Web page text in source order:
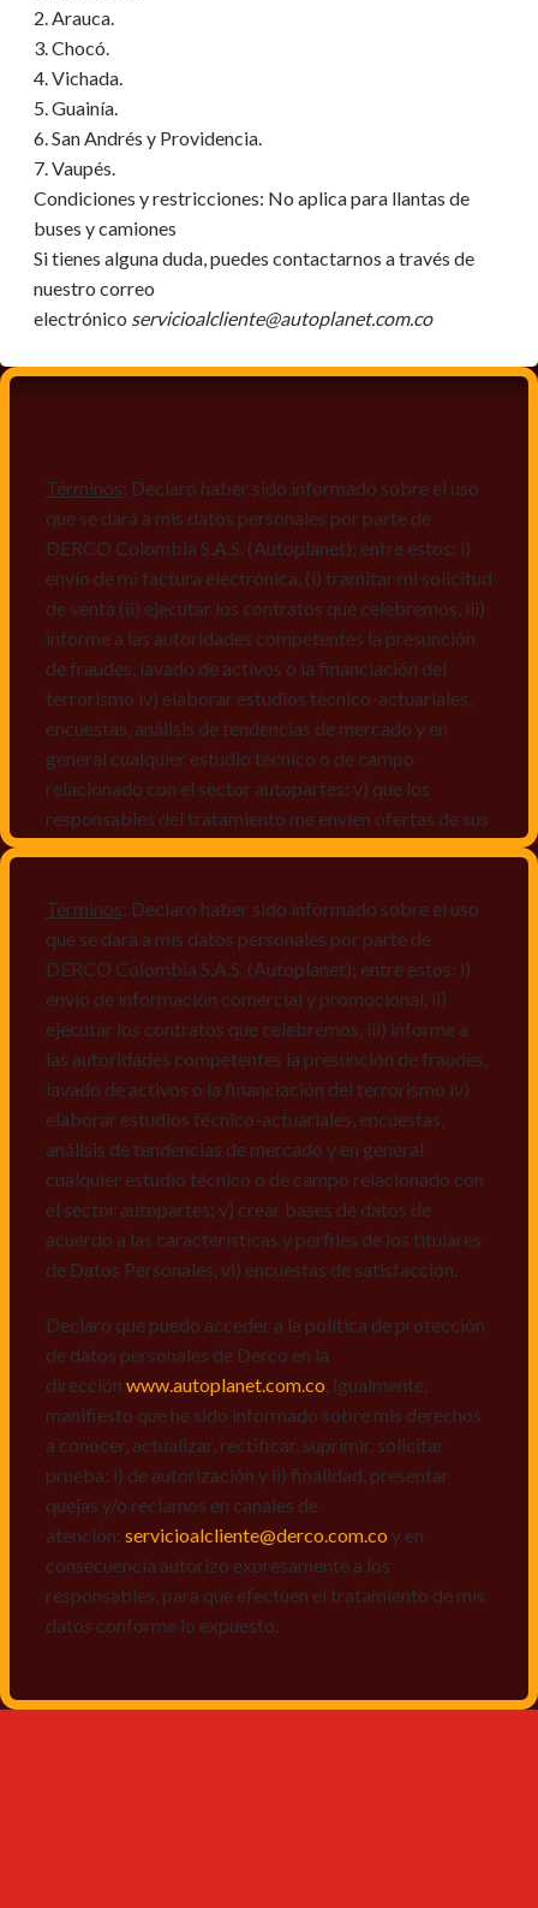
2. Arauca.
3. Chocó.
4. Vichada.
5. Guainía.
6. San Andrés y Providencia.
7. Vaupés.
Condiciones y restricciones: No aplica para llantas de
buses y camiones
Si tienes alguna duda, puedes contactarnos a través de
nuestro correo
electrónico servicioalcliente@autoplanet.com.co
Términos: Declaro haber sido informado sobre el uso
que se dará a mis datos personales por parte de
DERCO Colombia S.A.S. (Autoplanet); entre estos: i)
envío de mi factura electrónica, (i) tramitar mi solicitud
de venta (ii) ejecutar los contratos que celebremos, iii)
informe a las autoridades competentes la presunción
de fraudes, lavado de activos o la financiación del
terrorismo iv) elaborar estudios técnico-actuariales,
encuestas, análisis de tendencias de mercado y en
general cualquier estudio técnico o de campo
relacionado con el sector autopartes; v) que los
responsables del tratamiento me envíen ofertas de sus
mismos, vi) crear bases de datos de acuerdo a las
características y perfiles de los titulares de Datos
Personales, v) encuestas de satisfacción, vi) reportes
recall.
Declaro que puedo acceder a la política de protección
de datos personales de Derco en la
direcciónwww.autoplanet.com.co, igualmente,
manifiesto que he sido informado sobre mis derechos
a conocer, actualizar, rectificar, suprimir, solicitar
prueba: i) de autorización y ii) finalidad, presentar
quejas y/o reclamos en canales de
atención: servicioalcliente@derco.com.coy en
responsables, para que efectúen el tratamiento de mis
datos conforme lo expuesto.
Términos: Declaro haber sido informado sobre el uso
que se dará a mis datos personales por parte de
DERCO Colombia S.A.S. (Autoplanet); entre estos: i)
envío de información comercial y promocional, ii)
ejecutar los contratos que celebremos, iii) informe a
las autoridades competentes la presunción de fraudes,
lavado de activos o la financiación del terrorismo iv)
elaborar estudios técnico-actuariales, encuestas,
análisis de tendencias de mercado y en general
cualquier estudio técnico o de campo relacionado con
el sector autopartes; v) crear bases de datos de
acuerdo a las características y perfiles de los titulares
de Datos Personales, vi) encuestas de satisfacción.
Declaro que puedo acceder a la política de protección
de datos personales de Derco en la
dirección www.autoplanet.com.co , igualmente,
manifiesto que he sido informado sobre mis derechos
a conocer, actualizar, rectificar, suprimir, solicitar
prueba: i) de autorización y ii) finalidad, presentar
quejas y/o reclamos en canales de
atención: servicioalcliente@derco.com.co y en
consecuencia autorizo expresamente a los
responsables, para que efectúen el tratamiento de mis
datos conforme lo expuesto.